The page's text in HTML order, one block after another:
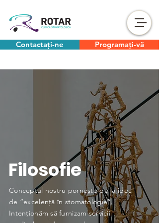
Contactați-ne Programați-vă
Filosofie
Conceptul nostru pornește de la idea
de “excelență în stomatologie”.
Intenționăm să furnizam servicii